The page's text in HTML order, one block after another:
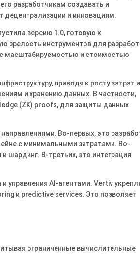
разработчикам создавать и
децентрализации и инновациям.
версию 1.0, готовую к
зрелость инструментов для
с масштабируемостью и стоимостью
приводя к росту затрат и
и хранению данных. В частности,
(ZK) proofs, для защиты данных
Во-первых, это
с минимальными затратами. Во-
шардинг. В-третьих, это интеграция
управления AI-агентами. Vertiv
и predictive services. Это позволяет
ограниченные вычислительные